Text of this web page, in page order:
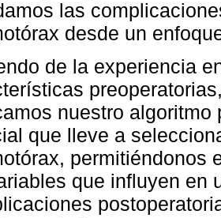
las
desde un
de la experiencia
nuestro
que lleve a
permitiéndonos
que influyen en